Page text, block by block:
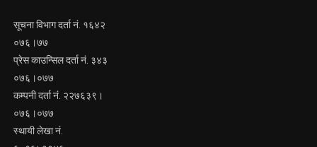
सूचना विभाग दर्ता नं. १६४२
०७६।७७
प्रेस काउन्सिल दर्ता नं. ३४३
०७६।०७७
कम्पनी दर्ता नं. २२७६३९।
०७६।०७७
स्थायी लेखा नं.